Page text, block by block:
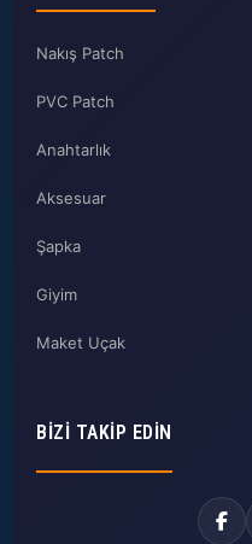
Nakış Patch
PVC Patch
Anahtarlık
Aksesuar
Şapka
Giyim
Maket Uçak
BIZI TAKIP EDIN